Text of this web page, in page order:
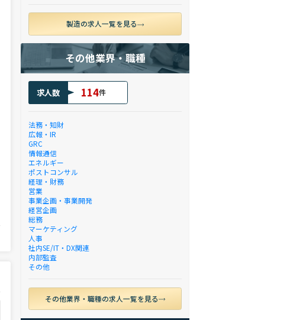
製造の求人一覧を見る
その他業界・職種
求人数 114件
法務・知財
広報・IR
GRC
情報通信
エネルギー
ポストコンサル
経理・財務
営業
事業企画・事業開発
経営企画
総務
マーケティング
人事
社内SE/IT・DX関連
内部監査
その他
その他業界・職種の求人一覧を見る